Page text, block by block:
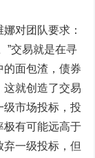
对团队要求：
”交易就是在寻
的面包渣，债券
这就创造了交易
级市场投标，投
极有可能远高于
一级投标，但